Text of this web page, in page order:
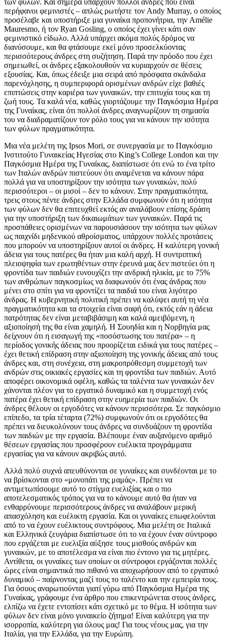
των φύλων. Και σήμερα υπάρχουν πολλοί άνδρες που είναι
περήφανοι φεμινιστές – απλώς ρωτήστε τον Andy Murray, ο οποίος
προσέλαβε και υποστήριξε μια γυναίκα προπονήτρια, την Amélie
Mauresmo, ή τον Ryan Gosling, ο οποίος έχει γίνει κάτι σαν
φεμινιστικό είδωλο. Αλλά υπάρχει ακόμα πολύς δρόμος να
διανύσουμε, και θα φτάσουμε εκεί μόνο προσελκύοντας
περισσότερους άνδρες στη συζήτηση. Παρά την πρόοδο που έχει
σημειωθεί, οι άνδρες εξακολουθούν να κυριαρχούν σε θέσεις
εξουσίας. Και, όπως έδειξε μια σειρά από πρόσφατα σκάνδαλα
παρενόχλησης, η συμπεριφορά ορισμένων ανδρών είχε βαθιές
επιπτώσεις στην καριέρα των γυναικών, την επιτυχία τους και τη
ζωή τους. Τα καλά νέα, καθώς γιορτάζουμε την Παγκόσμια Ημέρα
της Γυναίκας, είναι ότι πολλοί άνδρες αναγνωρίζουν τη σημασία
του να διαδραματίζουν τον ρόλο τους για να κάνουν την ισότητα
των φύλων πραγματικότητα.
Μια νέα μελέτη της Ipsos Mori, σε συνεργασία με το Παγκόσμιο
Ινστιτούτο Γυναικείας Ηγεσίας στο King’s College London και την
Παγκόσμια Ημέρα της Γυναίκας, διαπίστωσε ότι ενώ το ένα τρίτο
των Ιταλών ανδρών πιστεύουν ότι αναμένεται να κάνουν πάρα
πολλά για να υποστηρίξουν την ισότητα των γυναικών, πολύ
περισσότεροι – οι μισοί – δεν το κάνουν. Στην πραγματικότητα,
τρεις στους πέντε άνδρες στην Ελλάδα συμφωνούν ότι η ισότητα
των φύλων δεν θα επιτευχθεί εκτός αν αναλάβουν επίσης δράση
για την υποστήριξη των δικαιωμάτων των γυναικών. Παρά τις
προσπάθειες ορισμένων να παρουσιάσουν την ισότητα των φύλων
ως παιχνίδι μηδενικού αθροίσματος, υπάρχουν πολλές προτάσεις
που μπορούν να υποστηρίξουν αυτοί οι άνδρες. Η καλύτερη γονική
άδεια για τους πατέρες θα ήταν μια καλή αρχή. Η συντριπτική
πλειοψηφία των ερωτηθέντων στην έρευνά μας δεν πιστεύει ότι η
φροντίδα των παιδιών ευνουχίζει την ανδρική ηλικία, με το 75%
των ανθρώπων παγκοσμίως να διαφωνούν ότι ένας άνδρας που
μένει στο σπίτι για να φροντίζει τα παιδιά του είναι λιγότερο
άνδρας. Η κυβερνητική πολιτική πρέπει να καλύψει αυτή τη νέα
πραγματικότητα και τα στοιχεία είναι σαφή ότι, εκτός εάν η άδεια
πατρότητας δεν είναι μεταβιβάσιμη και καλά αμειβόμενη, η
αξιοποίησή της θα είναι χαμηλή. Η Σουηδία και η Νορβηγία μας
δείχνουν ότι η εισαγωγή της «ποσόστωσης του πατέρα» – η
περίοδος γονικής άδειας που προορίζεται ειδικά για τους πατέρες –
έχει θετική επίδραση στην αξιοποίηση της γονικής άδειας από τους
άνδρες και, στη συνέχεια, στη μακροπρόθεσμη συμμετοχή των
ανδρών στις οικιακές εργασίες και τη φροντίδα των παιδιών. Αυτό
αποφέρει οικονομικά οφέλη, καθώς τα ταλέντα των γυναικών δεν
χάνονται πλέον για το εργατικό δυναμικό και η συμμετοχή ενός
πατέρα έχει θετική επίδραση στην ευημερία των παιδιών. Οι
άνδρες θέλουν οι εργοδότες να κάνουν περισσότερα. Σε παγκόσμιο
επίπεδο, τα τρία τέταρτα (72%) συμφωνούν ότι οι εργοδότες θα
πρέπει να διευκολύνουν τους άνδρες να συνδυάζουν τη φροντίδα
των παιδιών με την εργασία. Βλέπουμε έναν αυξανόμενο αριθμό
θέσεων εργασίας που προσφέρουν ευέλικτα προγράμματα
εργασίας για να κάνουν ακριβώς αυτό.
Αλλά πολύ συχνά απευθύνονται σε γυναίκες και συνδέονται με το
να βρίσκονται στο «μονοπάτι της μαμάς». Πρέπει να
αντιμετωπίσουμε αυτό το στίγμα ευελιξίας και ο πιο
αποτελεσματικός τρόπος για να το κάνουμε αυτό θα ήταν να
ενθαρρύνουμε περισσότερους άνδρες να αναλάβουν μερική
απασχόληση και ευέλικτη εργασία. Και οι γυναίκες επωφελούνται
από το να έχουν ευέλικτους συντρόφους. Μια μελέτη σε Ιταλικά
και Ελληνικά ζευγάρια διαπίστωσε ότι το να έχουν έναν σύντροφο
που εργάζεται με ευελιξία αύξησε τους μισθούς ανδρών και
γυναικών, με το αποτέλεσμα να είναι πιο έντονο για τις μητέρες.
Αντίθετα, οι γυναίκες των οποίων οι σύντροφοι εργάζονται πολλές
ώρες είναι σημαντικά πιο πιθανό να αποχωρήσουν από το εργατικό
δυναμικό – παίρνοντας μαζί τους το ταλέντο και την εμπειρία τους.
Για όσους αναρωτιούνται γιατί γύρω από Παγκόσμια Ημέρα της
Γυναίκας, γράφουμε ένα άρθρο που επικεντρώνεται στους άνδρες,
ελπίζω να έχετε εντοπίσει κάτι σχετικό με το θέμα. Η ισότητα των
φύλων δεν είναι μόνο γυναικείο ζήτημα! Είναι καλύτερη για την
ισορροπία, καλύτερη για όλους μας! Για τους νέους μας, για την
Ιταλία, για την Ελλάδα, για την Ευρώπη.